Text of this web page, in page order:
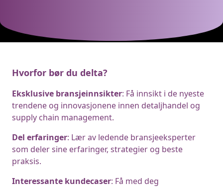
Hvorfor bør du delta?
Eksklusive bransjeinnsikter: Få innsikt i de nyeste
trendene og innovasjonene innen detaljhandel og
supply chain management.
Del erfaringer: Lær av ledende bransjeeksperter
som deler sine erfaringer, strategier og beste
praksis.
Interessante kundecaser: Få med deg